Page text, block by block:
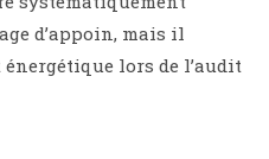
d’appoin, mais il
lors de l’audit